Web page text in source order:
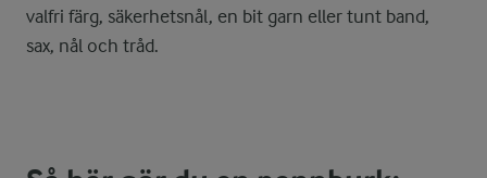
valfri färg, säkerhetsnål, en bit garn eller tunt band,
sax, nål och tråd.